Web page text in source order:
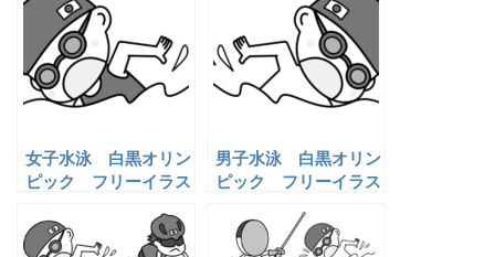
女子水泳 白黒オリン
ピック フリーイラス
男子水泳 白黒オリン
ピック フリーイラス